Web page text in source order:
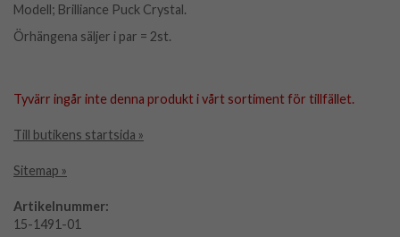
Modell; Brilliance Puck Crystal.
Örhängena säljer i par = 2st.
Tyvärr ingår inte denna produkt i vårt sortiment för tillfället.
Till butikens startsida »
Sitemap »
Artikelnummer:
15-1491-01